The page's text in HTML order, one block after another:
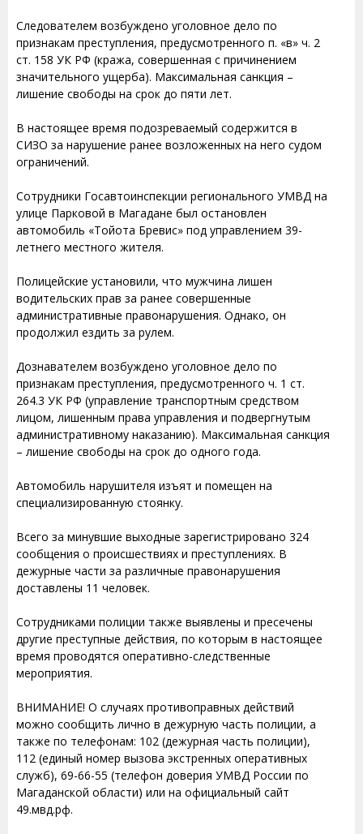
Следователем возбуждено уголовное дело по
признакам преступления, предусмотренного п. «в» ч. 2
ст. 158 УК РФ (кража, совершенная с причинением
значительного ущерба). Максимальная санкция –
лишение свободы на срок до пяти лет.
В настоящее время подозреваемый содержится в
СИЗО за нарушение ранее возложенных на него судом
ограничений.
Сотрудники Госавтоинспекции регионального УМВД на
улице Парковой в Магадане был остановлен
автомобиль «Тойота Бревис» под управлением 39-
летнего местного жителя.
Полицейские установили, что мужчина лишен
водительских прав за ранее совершенные
административные правонарушения. Однако, он
продолжил ездить за рулем.
Дознавателем возбуждено уголовное дело по
признакам преступления, предусмотренного ч. 1 ст.
264.3 УК РФ (управление транспортным средством
лицом, лишенным права управления и подвергнутым
административному наказанию). Максимальная санкция
– лишение свободы на срок до одного года.
Автомобиль нарушителя изъят и помещен на
специализированную стоянку.
Всего за минувшие выходные зарегистрировано 324
сообщения о происшествиях и преступлениях. В
дежурные части за различные правонарушения
доставлены 11 человек.
Сотрудниками полиции также выявлены и пресечены
другие преступные действия, по которым в настоящее
время проводятся оперативно-следственные
мероприятия.
ВНИМАНИЕ! О случаях противоправных действий
можно сообщить лично в дежурную часть полиции, а
также по телефонам: 102 (дежурная часть полиции),
112 (единый номер вызова экстренных оперативных
служб), 69-66-55 (телефон доверия УМВД России по
Магаданской области) или на официальный сайт
49.мвд.рф.